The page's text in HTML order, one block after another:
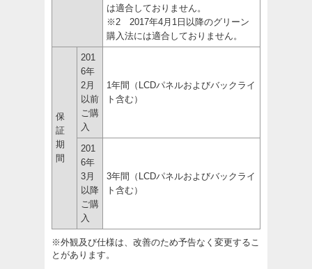
は適合しておりません。
※2 2017年4月1日以降のグリーン
購入法には適合しておりません。
保
証
期
間
201
6年
2月
以前
ご購
入
1年間（LCDパネルおよびバックライ
ト含む）
201
6年
3月
以降
ご購
入
3年間（LCDパネルおよびバックライ
ト含む）
※外観及び仕様は、改善のため予告なく変更するこ
とがあります。